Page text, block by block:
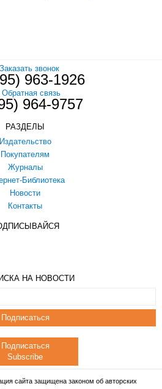
Заказать звонок
963-1926
Обратная связь
964-9757
РАЗДЕЛЫ
Издательство
Покупателям
Журналы
Библиотека
Новости
Контакты
НА НОВОСТИ
Подписаться
Подписаться
Subscribe
сайта защищена законом об авторских